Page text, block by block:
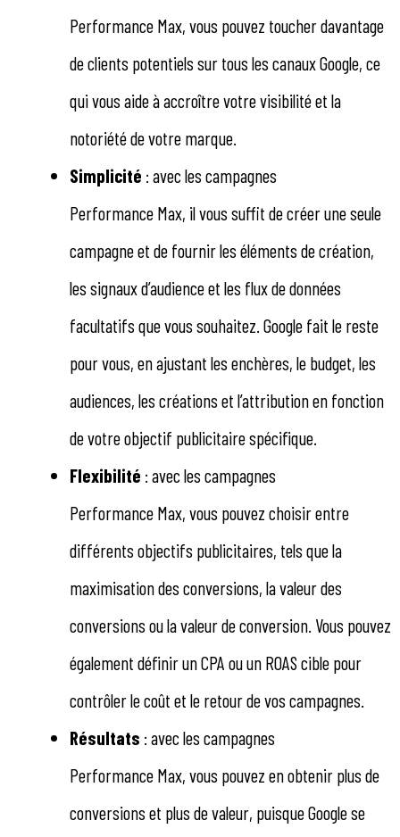
Performance Max, vous pouvez toucher davantage
de clients potentiels sur tous les canaux Google, ce
qui vous aide à accroître votre visibilité et la
notoriété de votre marque.
Simplicité : avec les campagnes
Performance Max, il vous suffit de créer une seule
campagne et de fournir les éléments de création,
les signaux d’audience et les flux de données
facultatifs que vous souhaitez. Google fait le reste
pour vous, en ajustant les enchères, le budget, les
audiences, les créations et l’attribution en fonction
de votre objectif publicitaire spécifique.
Flexibilité : avec les campagnes
Performance Max, vous pouvez choisir entre
différents objectifs publicitaires, tels que la
maximisation des conversions, la valeur des
conversions ou la valeur de conversion. Vous pouvez
également définir un CPA ou un ROAS cible pour
contrôler le coût et le retour de vos campagnes.
Résultats : avec les campagnes
Performance Max, vous pouvez en obtenir plus de
conversions et plus de valeur, puisque Google se